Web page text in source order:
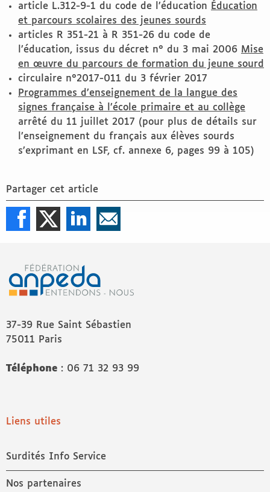
article L.312-9-1 du code de l’éducation Éducation
et parcours scolaires des jeunes sourds
articles R 351-21 à R 351-26 du code de
l’éducation, issus du décret n° du 3 mai 2006 Mise
en œuvre du parcours de formation du jeune sourd
circulaire n°2017-011 du 3 février 2017
Programmes d’enseignement de la langue des
signes française à l’école primaire et au collège
arrêté du 11 juillet 2017 (pour plus de détails sur
l’enseignement du français aux élèves sourds
s’exprimant en LSF, cf. annexe 6, pages 99 à 105)
Partager cet article
37-39 Rue Saint Sébastien
75011 Paris
Téléphone : 06 71 32 93 99
Liens utiles
Surdités Info Service
Nos partenaires